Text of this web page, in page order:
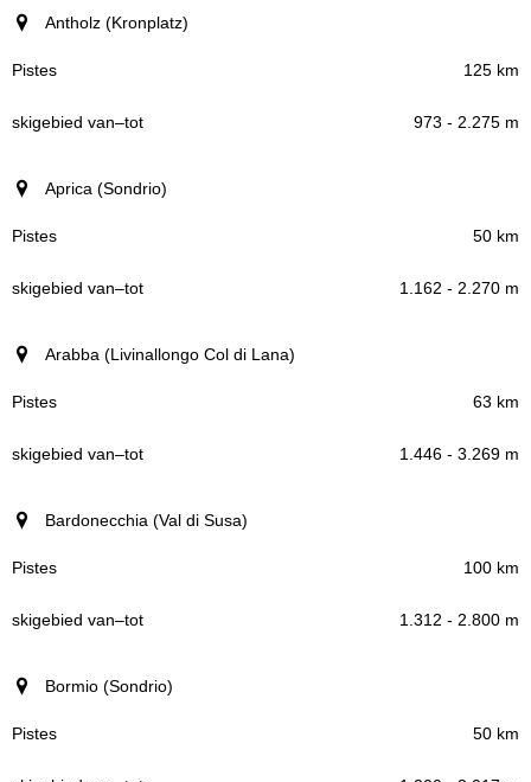
Antholz (Kronplatz)
125 km
973 - 2.275 m
Aprica (Sondrio)
50 km
1.162 - 2.270 m
Arabba (Livinallongo Col di Lana)
63 km
1.446 - 3.269 m
Bardonecchia (Val di Susa)
100 km
1.312 - 2.800 m
Bormio (Sondrio)
50 km